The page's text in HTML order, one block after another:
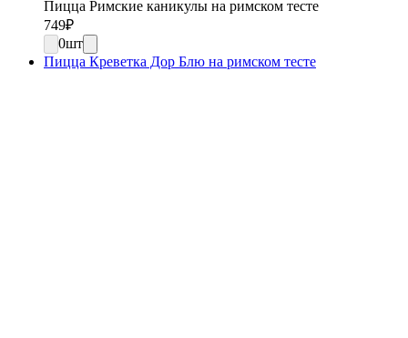
Пицца Римские каникулы на римском тесте
749₽
0шт
Пицца Креветка Дор Блю на римском тесте